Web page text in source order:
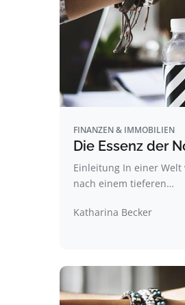
FINANZEN & IMMOBILIEN
Die Essenz der
Einleitung In einer
nach einem tieferen…
Katharina Becker